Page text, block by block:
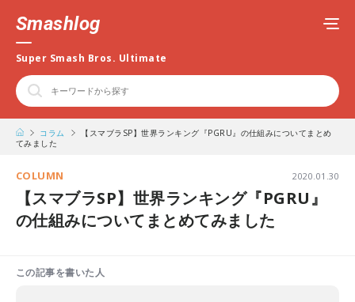
Smashlog
Super Smash Bros. Ultimate
コラム
【スマブラSP】世界ランキング『PGRU』の仕組みについてまとめ
てみました
COLUMN 2020.01.30
【スマブラSP】世界ランキング『PGRU』
の仕組みについてまとめてみました
この記事を書いた人